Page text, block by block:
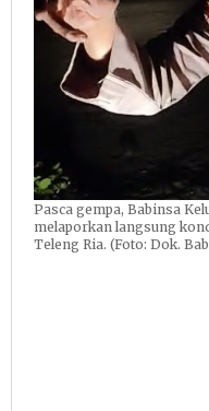
Pasca gempa, Babinsa
melaporkan langsung
Teleng Ria. (Foto: Dok.